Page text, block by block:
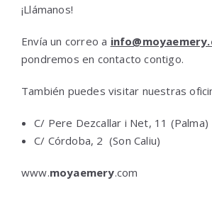
¡Llámanos!
Envía un correo a
pondremos en contacto contigo.
También puedes visitar nuestras
C/ Pere Dezcallar i Net, 11 (Palma)
C/ Córdoba, 2 (Son Caliu)
www.moyaemery.com